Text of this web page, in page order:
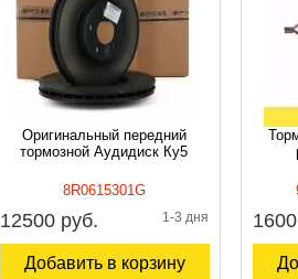
Оригинальный передний
тормозной Аудидиск Ку5
8R0615301G
12500 руб. 1-3 дня
Добавить в корзину